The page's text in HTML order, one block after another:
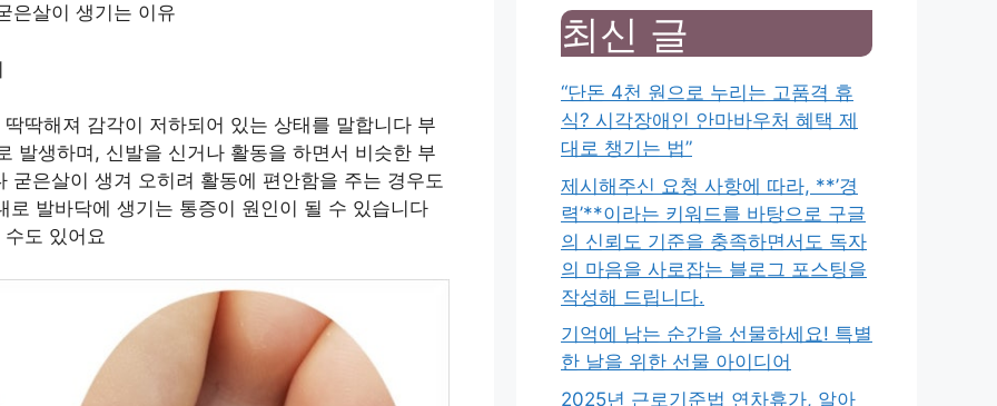
은살이 생기는 이유
딱해져 감각이 저하되어 있는 상태를 말합니다 부
발생하며, 신발을 신거나 활동을 하면서 비슷한 부
은살이 생겨 오히려 활동에 편안함을 주는 경우도
발바닥에 생기는 통증이 원인이 될 수 있습니다
도 있어요
최신 글
“단돈 4천 원으로 누리는 고품격 휴
식? 시각장애인 안마바우처 혜택 제
대로 챙기는 법”
제시해주신 요청 사항에 따라, **’경
력’**이라는 키워드를 바탕으로 구글
의 신뢰도 기준을 충족하면서도 독자
의 마음을 사로잡는 블로그 포스팅을
작성해 드립니다.
기억에 남는 순간을 선물하세요! 특별
한 날을 위한 선물 아이디어
2025년 근로기준법 연차휴가, 알아